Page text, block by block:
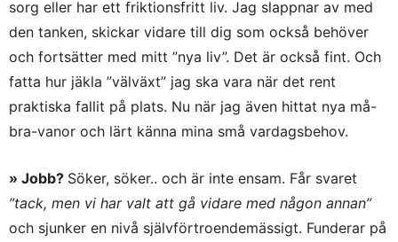
sorg eller har ett friktionsfritt liv. Jag slappnar av med
den tanken, skickar vidare till dig som också behöver
och fortsätter med mitt ”nya liv”. Det är också fint. Och
fatta hur jäkla ”välväxt” jag ska vara när det rent
praktiska fallit på plats. Nu när jag även hittat nya må-
bra-vanor och lärt känna mina små vardagsbehov.
» Jobb? Söker, söker.. och är inte ensam. Får svaret
”tack, men vi har valt att gå vidare med någon annan”
och sjunker en nivå självförtroendemässigt. Funderar på